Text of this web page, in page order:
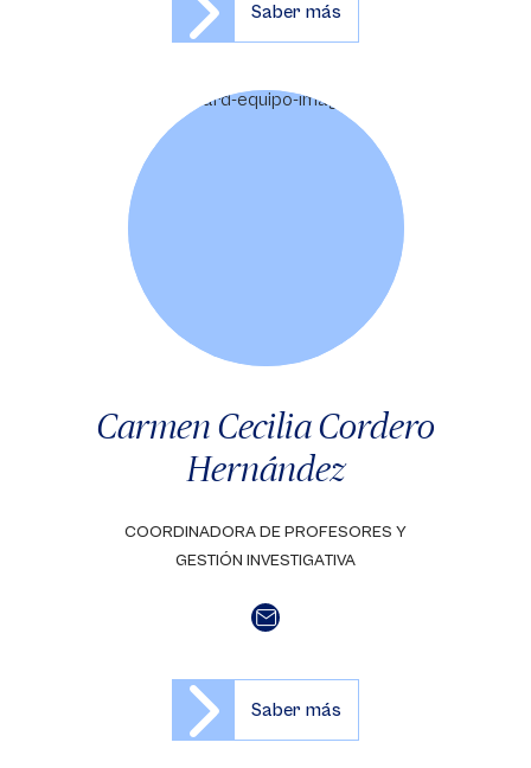
Saber más
Carmen Cecilia Cordero
Hernández
COORDINADORA DE PROFESORES Y
GESTIÓN INVESTIGATIVA
Saber más